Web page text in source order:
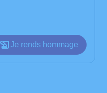
Je rends hommage